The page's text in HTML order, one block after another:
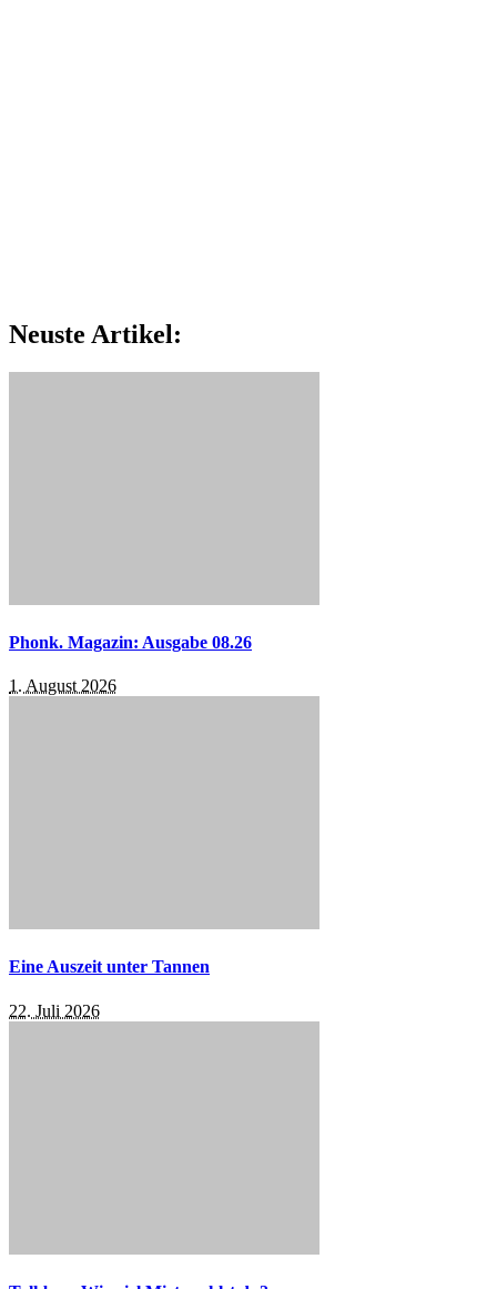
Neuste Artikel:
Phonk. Magazin: Ausgabe 08.26
1. August 2026
Eine Auszeit unter Tannen
22. Juli 2026